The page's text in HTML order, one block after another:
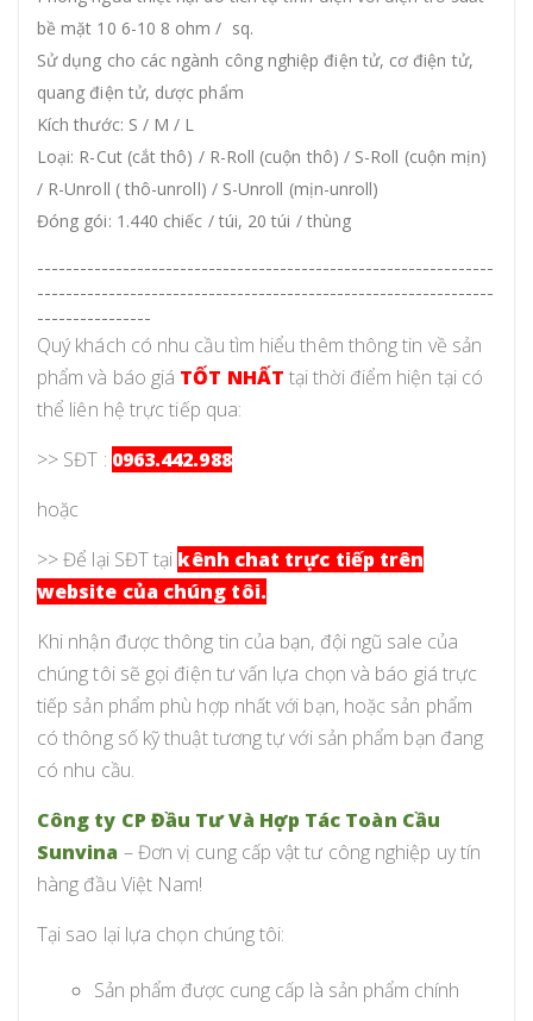
bề mặt 10 6-10 8 ohm/ sq.
Sử dụng cho các ngành công nghiệp điện tử, cơ điện tử,
quang điện tử, dược phẩm
Kích thước: S / M / L
Loại: R-Cut (cắt thô) / R-Roll (cuộn thô) / S-Roll (cuộn mịn)
/ R-Unroll ( thô-unroll) / S-Unroll (mịn-unroll)
Đóng gói: 1.440 chiếc / túi, 20 túi / thùng
----------------------------------------------------------------
----------------------------------------------------------------
----------------
Quý khách có nhu cầu tìm hiểu thêm thông tin về sản
phẩm và báo giá TỐT NHẤT tại thời điểm hiện tại có
thể liên hệ trực tiếp qua:
>> SĐT : 0963.442.988
hoặc
>> Để lại SĐT tại kênh chat trực tiếp trên
website của chúng tôi.
Khi nhận được thông tin của bạn, đội ngũ sale của
chúng tôi sẽ gọi điện tư vấn lựa chọn và báo giá trực
tiếp sản phẩm phù hợp nhất với bạn, hoặc sản phẩm
có thông số kỹ thuật tương tự với sản phẩm bạn đang
có nhu cầu.
Công ty CP Đầu Tư Và Hợp Tác Toàn Cầu
Sunvina – Đơn vị cung cấp vật tư công nghiệp uy tín
hàng đầu Việt Nam!
Tại sao lại lựa chọn chúng tôi:
Sản phẩm được cung cấp là sản phẩm chính